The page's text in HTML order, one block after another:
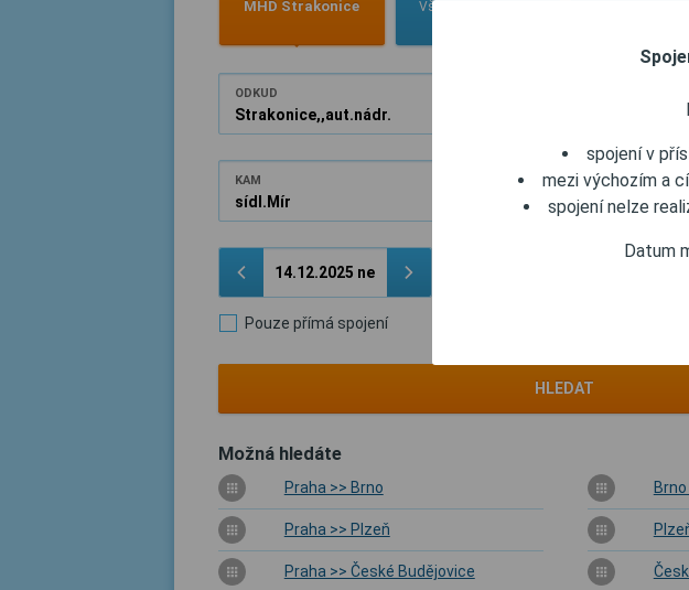
MHD Strakonice Všechny jízdní řády
ODKUD
KAM
Pouze přímá spojení
HLEDAT
Možná hledáte
Praha >> Brno
Praha >> Plzeň
Praha >> České Budějovice
spojení v
mezi výchozím a
spojení nelze
Datum